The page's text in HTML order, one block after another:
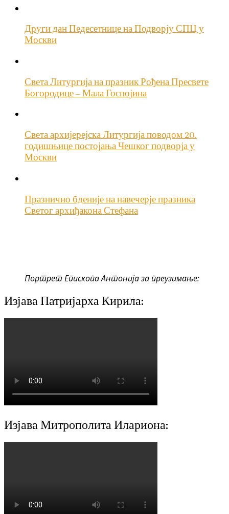
Други дан Педесетнице на Подворју СПЦ у
Москви
Света Литургија на празник Рођена Пресвете
Богородице – Мала Госпојина
Света архијерејска Литургија поводом 20.
годишњице постојања Чешког подворја у
Москви
Празнично бденије на навечерје празника
Светог архиђакона Стефана
Портрет Епископа Антонија за преузимање:
Изјава Патријарха Кирила:
Изјава Митрополита Илариона: